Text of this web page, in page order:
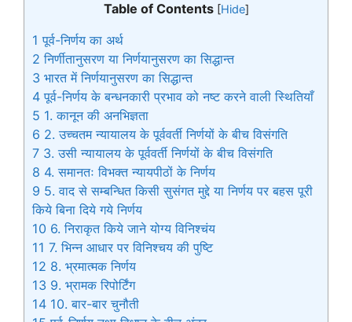
Table of Contents [Hide]
1 पूर्व-निर्णय का अर्थ
2 निर्णीतानुसरण या निर्णयानुसरण का सिद्धान्त
3 भारत में निर्णयानुसरण का सिद्धान्त
4 पूर्व-निर्णय के बन्धनकारी प्रभाव को नष्ट करने वाली स्थितियाँ
5 1. कानून की अनभिज्ञता
6 2. उच्चतम न्यायालय के पूर्ववर्ती निर्णयों के बीच विसंगति
7 3. उसी न्यायालय के पूर्ववर्ती निर्णयों के बीच विसंगति
8 4. समानतः विभक्त न्यायपीठों के निर्णय
9 5. वाद से सम्बन्धित किसी सुसंगत मुद्दे या निर्णय पर बहस पूरी
किये बिना दिये गये निर्णय
10 6. निराकृत किये जाने योग्य विनिश्चंय
11 7. भिन्न आधार पर विनिश्चय की पुष्टि
12 8. भ्रमात्मक निर्णय
13 9. भ्रामक रिपोर्टिंग
14 10. बार-बार चुनौती